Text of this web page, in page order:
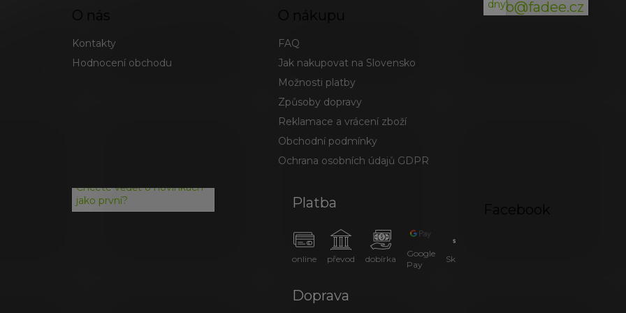
O nás
Kontakty
Hodnocení obchodu
FAQ
Jak nakupovat na Slovensko
Možnosti platby
Způsoby dopravy
Reklamace a vrácení zboží
Obchodní podmínky
Ochrana osobních údajů GDPR
info@fadee.cz
dny)
Chcete vědět o novinkách
jako první?
Platba
online převod dobírka
Google
Pay
SkipPay
Doprava